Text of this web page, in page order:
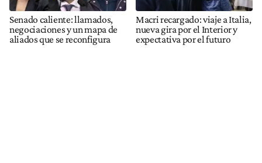
Senado caliente: llamados,
negociaciones y un mapa de
aliados que se reconfigura
Macri recargado: viaje a Italia,
nueva gira por el Interior y
expectativa por el futuro